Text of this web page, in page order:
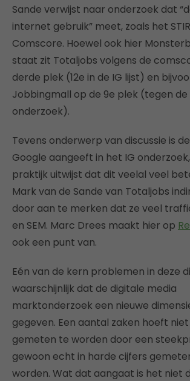
Sande verwijst naar onderzoek dat
internet gebruik” meet, zoals het
Comscore. Hoewel ook hier
staat zit Totaljobs volgens de
derde plek (12e in de IG lijst) en
Jobbingmall op de 9e plek (tegen de
onderzoek).
Tevens onderwerp van discussie is de
Google aangeeft in het IG
praktijk uitwijst dat dit veelal veel
Mark van de Sande van Totaljobs
door aan te merken dat ze veel
en SEM. Marc Drees maakt hier op
ook een punt van.
Eén van de kern problemen in deze
waarschijnlijk dat de digitale media
marktonderzoek een nieuwe
gegeven. Een aantal zaken hoeft
gemeten te worden door een
gewoon echt in harde cijfers
worden. Wat dat aangaat is het niet